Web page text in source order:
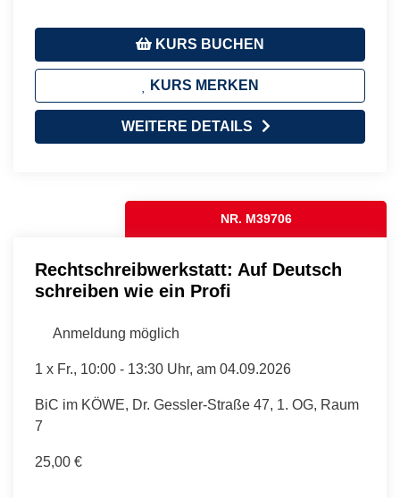
KURS BUCHEN
KURS MERKEN
WEITERE DETAILS
NR. M39706
Rechtschreibwerkstatt: Auf Deutsch
schreiben wie ein Profi
Anmeldung möglich
1 x Fr., 10:00 - 13:30 Uhr, am 04.09.2026
BiC im KÖWE, Dr. Gessler-Straße 47, 1. OG, Raum
7
25,00 €